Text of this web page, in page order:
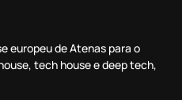
europeu de Atenas para o
tech house e deep tech,